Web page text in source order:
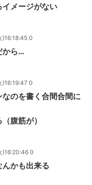
イメージがない
0
から…
0
のを書く合間合間に
腹筋が）
)16:20:46 0
かも出来る